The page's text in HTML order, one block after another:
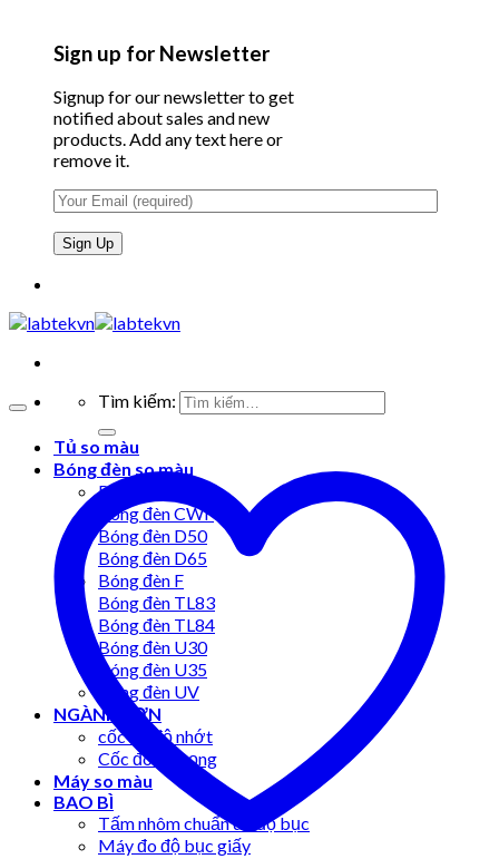
Sign up for Newsletter
Signup for our newsletter to get
notified about sales and new
products. Add any text here or
remove it.
Tìm kiếm:
Tủ so màu
Bóng đèn so màu
Bóng đèn A
Bóng đèn CWF
Bóng đèn D50
Bóng đèn D65
Bóng đèn F
Bóng đèn TL83
Bóng đèn TL84
Bóng đèn U30
Bóng đèn U35
Bóng đèn UV
NGÀNH SƠN
cốc đo độ nhớt
Cốc đo tỷ trọng
Máy so màu
BAO BÌ
Tấm nhôm chuẩn đo độ bục
Máy đo độ bục giấy